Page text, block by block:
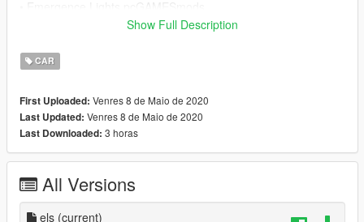
• Emergency Lights Textures pcGAMESmods
• Enrollment Card pcGAMESmods
• All Textures pcGAMESmods
• Thule Tailgate 3D Model Resa R.
• Thule Luggage Box Adaptive / Textures + Logo 3D Thule
pcGAMESmods
VITOOR3D
--------------------------------------------
Show Full Description
CAR
First Uploaded: Venres 8 de Maio de 2020
Last Updated: Venres 8 de Maio de 2020
Last Downloaded: 3 horas
All Versions
els (current)